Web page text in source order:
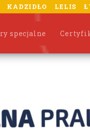
KADZIDŁO LELIS
specjalne